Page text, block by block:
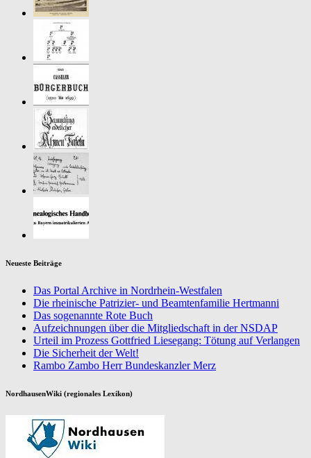
Neueste Beiträge
Das Portal Archive in Nordrhein-Westfalen
Die rheinische Patrizier- und Beamtenfamilie Hertmanni
Das sogenannte Rote Buch
Aufzeichnungen über die Mitgliedschaft in der NSDAP
Urteil im Prozess Gottfried Liesegang: Tötung auf Verlangen
Die Sicherheit der Welt!
Rambo Zambo Herr Bundeskanzler Merz
NordhausenWiki (regionales Lexikon)